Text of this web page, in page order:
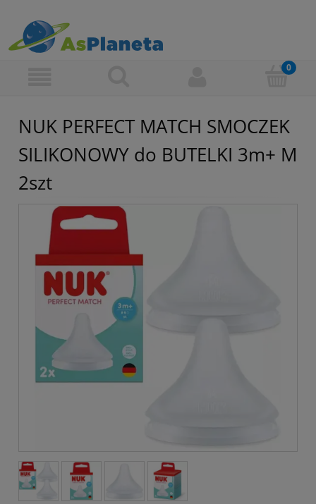
NUK PERFECT MATCH SMOCZEK
SILIKONOWY do BUTELKI 3m+ M
2szt